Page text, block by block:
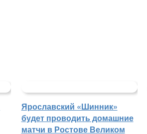
Ярославский «Шинник»
будет проводить домашние
матчи в Ростове Великом